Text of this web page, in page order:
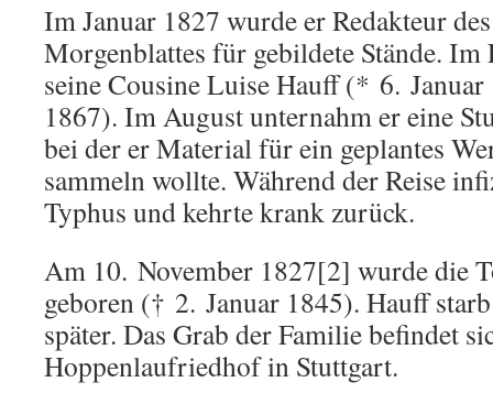
Im Januar 1827 wurde er Redakteur
Morgenblattes für gebildete Stände. Im
seine Cousine Luise Hauff (* 6.
1867). Im August unternahm er eine
bei der er Material für ein geplantes
sammeln wollte. Während der Reise
Typhus und kehrte krank zurück.
Am 10. November 1827[2] wurde die
geboren († 2. Januar 1845). Hauff
später. Das Grab der Familie befindet
Hoppenlaufriedhof in Stuttgart.